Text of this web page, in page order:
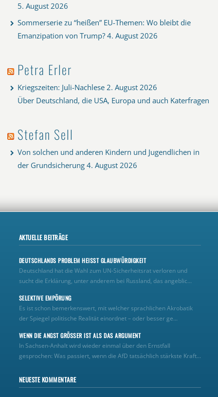
5. August 2026
Sommerserie zu “heißen” EU-Themen: Wo bleibt die
Emanzipation von Trump? 4. August 2026
Petra Erler
Kriegszeiten: Juli-Nachlese 2. August 2026
Über Deutschland, die USA, Europa und auch Katerfragen
Stefan Sell
Von solchen und anderen Kindern und Jugendlichen in
der Grundsicherung 4. August 2026
AKTUELLE BEITRÄGE
DEUTSCHLANDS PROBLEM HEISST GLAUBWÜRDIGKEIT
Deutschland hat die Wahl zum UN‑Sicherheitsrat verloren und
sucht die Erklärung, unter anderem bei Russland, das angeblic...
SELEKTIVE EMPÖRUNG
Es ist schon bemerkenswert, mit welcher sprachlichen Akrobatik
der Spiegel politische Realität einordnet – oder besser ge...
WENN DIE ANGST GRÖSSER IST ALS DAS ARGUMENT
In Sachsen-Anhalt wird wieder einmal über den Ernstfall
gesprochen: Was passiert, wenn die AfD tatsächlich stärkste Kraft...
NEUESTE KOMMENTARE